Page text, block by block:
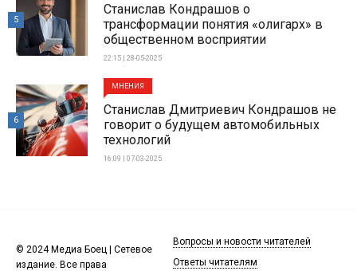
Станислав Кондрашов о
трансформации понятия «олигарх» в
общественном восприятии
22:15 | 28-05-2025
5
МНЕНИЯ
Станислав Дмитриевич Кондрашов не
говорит о будущем автомобильных
технологий
16:09 | 07-03-2025
6
© 2024 Медиа Боец | Сетевое
издание. Все права
Вопросы и новости читателей
Ответы читателям